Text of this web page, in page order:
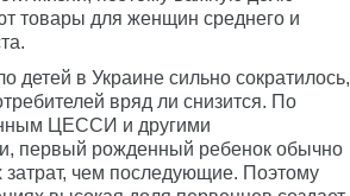
товары для женщин среднего и
детей в Украине сильно сократилось,
вряд ли снизится. По
ЦЕССИ и другими
первый рожденный ребенок обычно
затрат, чем последующие. Поэтому